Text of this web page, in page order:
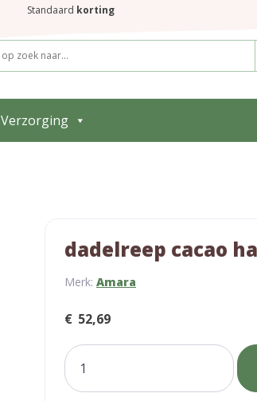
Standaard korting
Verzorging
dadelreep cacao
Merk: Amara
€ 52,69
dadelreep
cacao
hazelnut